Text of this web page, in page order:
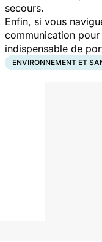
secours.
Enfin, si vous
communication
indispensable de
ENVIRONNEMENT ET